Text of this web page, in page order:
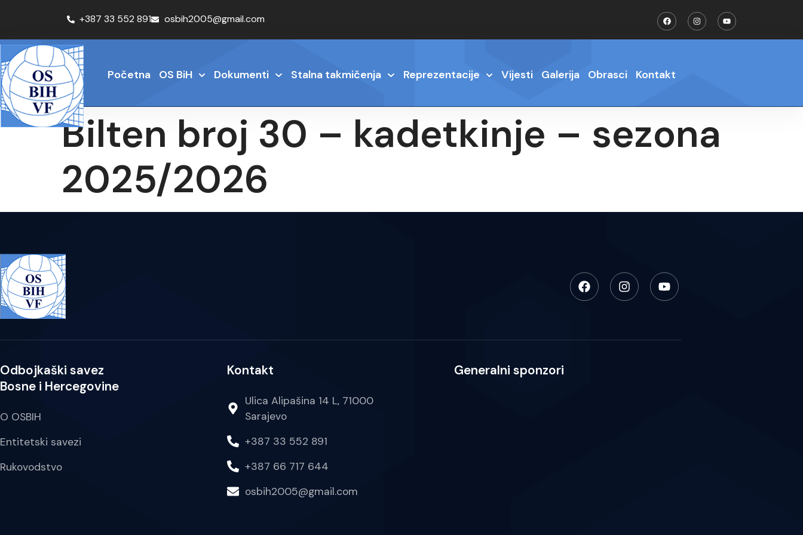
+387 33 552 891 osbih2005@gmail.com
Početna OS BiH Dokumenti Stalna takmičenja Reprezentacije Vijesti Galerija Obrasci Kontakt
Bilten broj 30 – kadetkinje – sezona
2025/2026
Odbojkaški savez
Bosne i Hercegovine
O OSBIH
Entitetski savezi
Rukovodstvo
Kontakt
Ulica Alipašina 14 L, 71000
Sarajevo
+387 33 552 891
+387 66 717 644
osbih2005@gmail.com
Generalni sponzori